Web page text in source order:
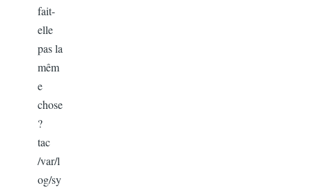
fait-
elle
pas la
mêm
e
chose
?
tac
/var/l
og/sy